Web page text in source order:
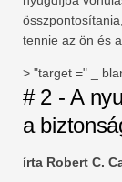
tennie az ön és
> "target =" _
# 2 - A
a
írta Robert C.